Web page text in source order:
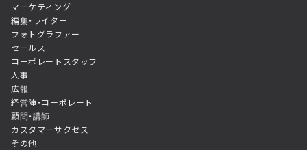
マーケティング
編集・ライター
フォトグラファー
セールス
コーポレートスタッフ
人事
広報
経営陣・コーポレート
顧問・講師
カスタマーサクセス
その他